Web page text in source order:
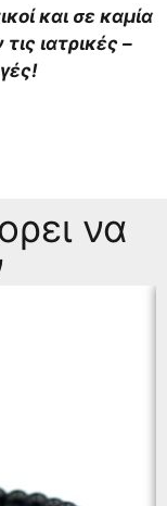
και σε καμία
ιατρικές –
να